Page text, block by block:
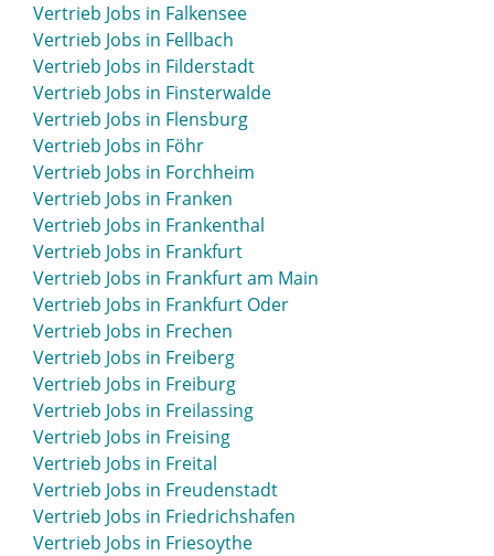
Vertrieb Jobs in Erzgebirge
Vertrieb Jobs in Eschborn
Vertrieb Jobs in Eschwege
Vertrieb Jobs in Eschweiler
Vertrieb Jobs in Esens
Vertrieb Jobs in Espelkamp
Vertrieb Jobs in Essen
Vertrieb Jobs in Esslingen
Vertrieb Jobs in Ettlingen
Vertrieb Jobs in Euskirchen
Vertrieb Jobs in Eutin
Vertrieb Jobs in Falkensee
Vertrieb Jobs in Fellbach
Vertrieb Jobs in Filderstadt
Vertrieb Jobs in Finsterwalde
Vertrieb Jobs in Flensburg
Vertrieb Jobs in Föhr
Vertrieb Jobs in Forchheim
Vertrieb Jobs in Franken
Vertrieb Jobs in Frankenthal
Vertrieb Jobs in Frankfurt
Vertrieb Jobs in Frankfurt am Main
Vertrieb Jobs in Frankfurt Oder
Vertrieb Jobs in Frechen
Vertrieb Jobs in Freiberg
Vertrieb Jobs in Freiburg
Vertrieb Jobs in Freilassing
Vertrieb Jobs in Freising
Vertrieb Jobs in Freital
Vertrieb Jobs in Freudenstadt
Vertrieb Jobs in Friedrichshafen
Vertrieb Jobs in Friesoythe